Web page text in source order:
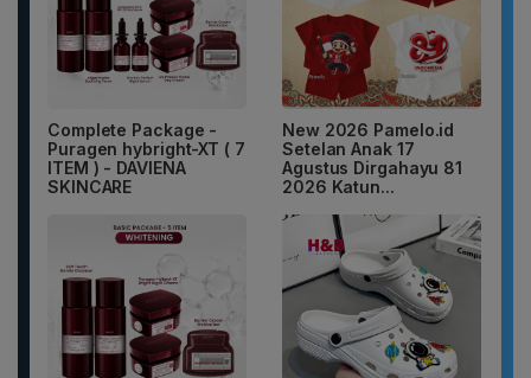
Complete Package -
Puragen hybright-XT ( 7
ITEM ) - DAVIENA
SKINCARE
New 2026 Pamelo.id
Setelan Anak 17
Agustus Dirgahayu 81
2026 Katun...